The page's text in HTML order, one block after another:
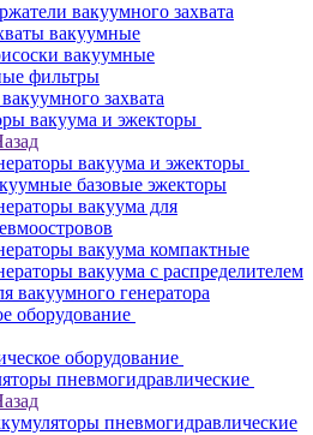
вакуумного захвата
вакуумные
вакуумные
фильтры
захвата
вакуума и эжекторы
вакуума и эжекторы
базовые эжекторы
вакуума для
вакуума компактные
вакуума с распределителем
вакуумного генератора
оборудование
оборудование
пневмогидравлические
пневмогидравлические